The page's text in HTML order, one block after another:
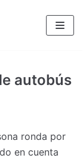
autobús
ronda por
en cuenta